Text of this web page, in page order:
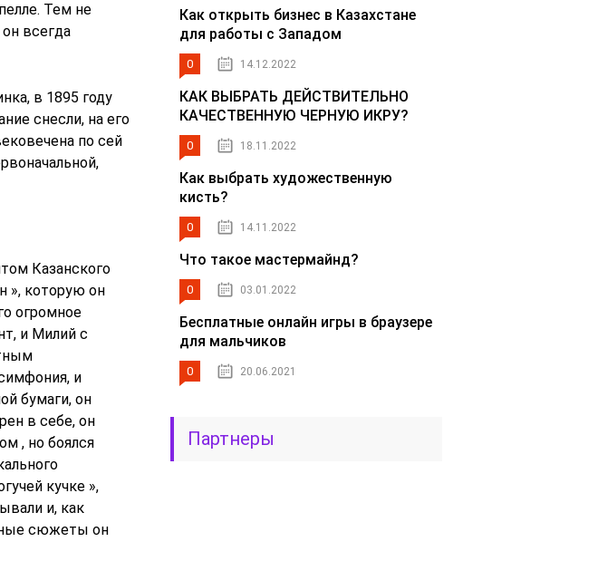
Тем не
всегда
в 1895 году
снесли, на его
по сей
Казанского
», которую он
огромное
и Милий с
и
бумаги, он
в себе, он
, но боялся
кучке »,
и, как
сюжеты он
Как открыть бизнес в Казахстане
для работы с Западом
0 14.12.2022
КАК ВЫБРАТЬ ДЕЙСТВИТЕЛЬНО
КАЧЕСТВЕННУЮ ЧЕРНУЮ ИКРУ?
0 18.11.2022
Как выбрать художественную
кисть?
0 14.11.2022
Что такое мастермайнд?
0 03.01.2022
Бесплатные онлайн игры в браузере
для мальчиков
0 20.06.2021
Партнеры